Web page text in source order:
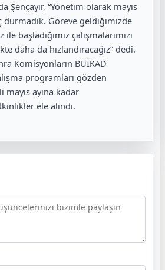
Şençayır, “Yönetim olarak mayıs
durmadık. Göreve geldiğimizde
başladığımız çalışmalarımızı
daha da hızlandıracağız” dedi.
Komisyonların BUİKAD
programları gözden
mayıs ayına kadar
ele alındı.